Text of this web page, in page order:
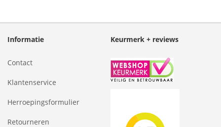
Informatie
Contact
Klantenservice
Herroepingsformulier
Retourneren
Keurmerk + reviews